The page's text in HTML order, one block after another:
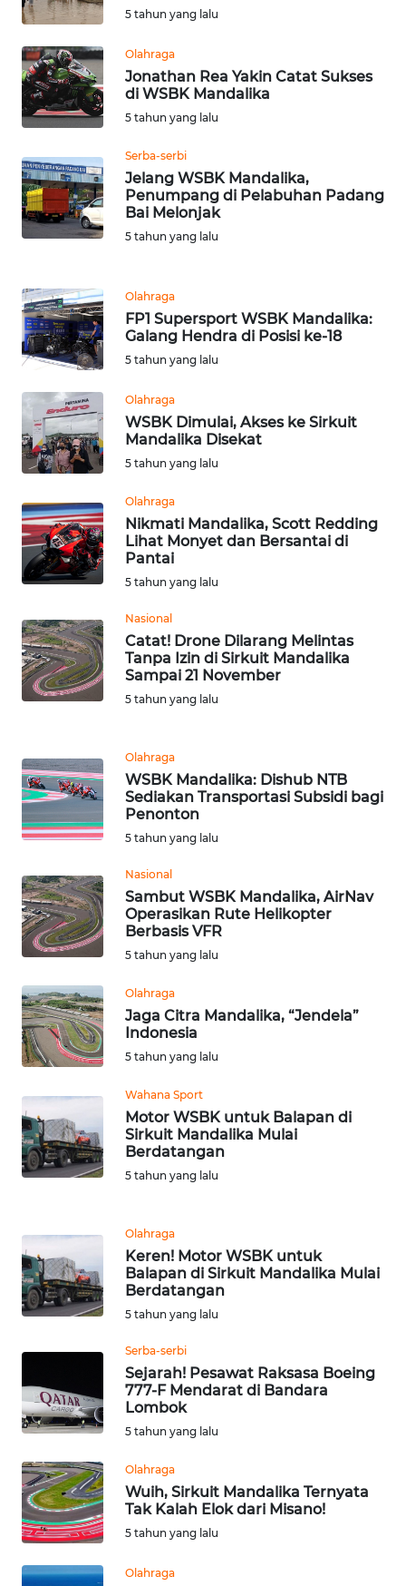
5 tahun yang lalu
Olahraga
Jonathan Rea Yakin Catat Sukses
di WSBK Mandalika
5 tahun yang lalu
Serba-serbi
Jelang WSBK Mandalika,
Penumpang di Pelabuhan Padang
Bai Melonjak
5 tahun yang lalu
Olahraga
FP1 Supersport WSBK Mandalika:
Galang Hendra di Posisi ke-18
5 tahun yang lalu
Olahraga
WSBK Dimulai, Akses ke Sirkuit
Mandalika Disekat
5 tahun yang lalu
Olahraga
Nikmati Mandalika, Scott Redding
Lihat Monyet dan Bersantai di
Pantai
5 tahun yang lalu
Nasional
Catat! Drone Dilarang Melintas
Tanpa Izin di Sirkuit Mandalika
Sampai 21 November
5 tahun yang lalu
Olahraga
WSBK Mandalika: Dishub NTB
Sediakan Transportasi Subsidi bagi
Penonton
5 tahun yang lalu
Nasional
Sambut WSBK Mandalika, AirNav
Operasikan Rute Helikopter
Berbasis VFR
5 tahun yang lalu
Olahraga
Jaga Citra Mandalika, “Jendela”
Indonesia
5 tahun yang lalu
Wahana Sport
Motor WSBK untuk Balapan di
Sirkuit Mandalika Mulai
Berdatangan
5 tahun yang lalu
Olahraga
Keren! Motor WSBK untuk
Balapan di Sirkuit Mandalika Mulai
Berdatangan
5 tahun yang lalu
Serba-serbi
Sejarah! Pesawat Raksasa Boeing
777-F Mendarat di Bandara
Lombok
5 tahun yang lalu
Olahraga
Wuih, Sirkuit Mandalika Ternyata
Tak Kalah Elok dari Misano!
5 tahun yang lalu
Olahraga
WN
KALTENG
WN
KALTARA
WN
KALSEL
WN
WN
SULSEL
WN
WN
SULUT
MALUKU
WN
MALUT
WN
DAIRI
WN
WN
NIAS
WN
TAPANULI
SELATAN
WN
TANJUNG
LESUNG
WN
SIMALUNGUN
LABUHANBATU
WN
TAPANULI
SERDANG
TEBING
TINGGI
WN
PAKPAK